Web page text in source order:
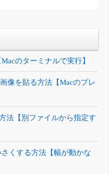
のターミナルで実行】
像を貼る方法【Macのプレ
法【別ファイルから指定す
くする方法【幅が動かな